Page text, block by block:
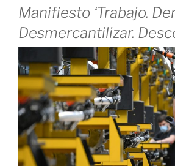
Manifiesto ‘Trabajo.
Desmercantilizar.